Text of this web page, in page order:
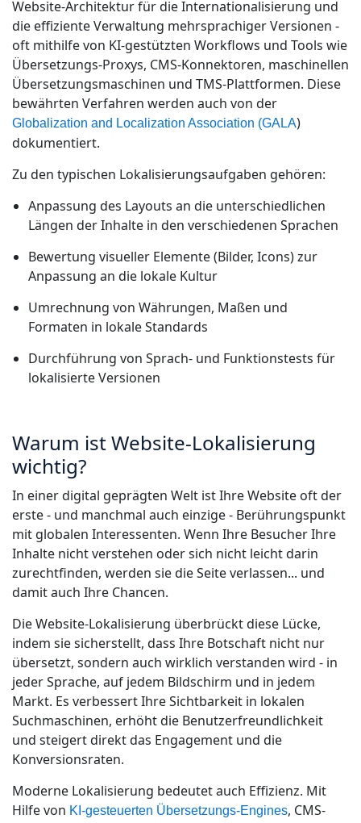
Website-Architektur für die Internationalisierung und
die effiziente Verwaltung mehrsprachiger Versionen -
oft mithilfe von KI-gestützten Workflows und Tools wie
Übersetzungs-Proxys, CMS-Konnektoren, maschinellen
Übersetzungsmaschinen und TMS-Plattformen. Diese
bewährten Verfahren werden auch von der
Globalization and Localization Association (GALA)
dokumentiert.
Zu den typischen Lokalisierungsaufgaben gehören:
Anpassung des Layouts an die unterschiedlichen
Längen der Inhalte in den verschiedenen Sprachen
Bewertung visueller Elemente (Bilder, Icons) zur
Anpassung an die lokale Kultur
Umrechnung von Währungen, Maßen und
Formaten in lokale Standards
Durchführung von Sprach- und Funktionstests für
lokalisierte Versionen
Warum ist Website-Lokalisierung
wichtig?
In einer digital geprägten Welt ist Ihre Website oft der
erste - und manchmal auch einzige - Berührungspunkt
mit globalen Interessenten. Wenn Ihre Besucher Ihre
Inhalte nicht verstehen oder sich nicht leicht darin
zurechtfinden, werden sie die Seite verlassen... und
damit auch Ihre Chancen.
Die Website-Lokalisierung überbrückt diese Lücke,
indem sie sicherstellt, dass Ihre Botschaft nicht nur
übersetzt, sondern auch wirklich verstanden wird - in
jeder Sprache, auf jedem Bildschirm und in jedem
Markt. Es verbessert Ihre Sichtbarkeit in lokalen
Suchmaschinen, erhöht die Benutzerfreundlichkeit
und steigert direkt das Engagement und die
Konversionsraten.
Moderne Lokalisierung bedeutet auch Effizienz. Mit
Hilfe von KI-gesteuerten Übersetzungs-Engines, CMS-